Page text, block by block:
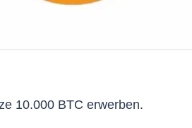
10.000 BTC erwerben.